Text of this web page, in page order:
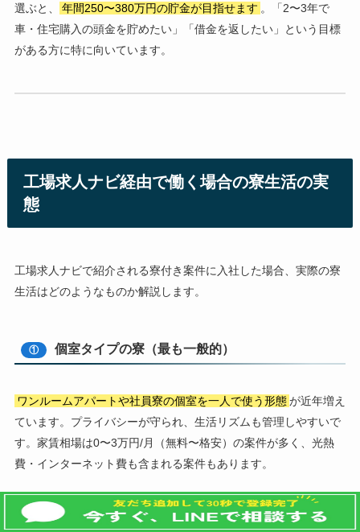
選ぶと、
年間250〜380万円の貯金が目指せます 。「2〜3年で
車・住宅購入の頭金を貯めたい」「借金を返したい」という目標
がある方に特に向いています。
工場求人ナビ経由で働く場合の寮生活の実
態
工場求人ナビで紹介される寮付き案件に入社した場合、実際の寮
生活はどのようなものか解説します。
① 個室タイプの寮（最も一般的）
ワンルームアパートや社員寮の個室を一人で使う形態が近年増え
ています。プライバシーが守られ、生活リズムも管理しやすいで
す。家賃相場は0〜3万円/月（無料〜格安）の案件が多く、光熱
費・インターネット費も含まれる案件もあります。
② 共用設備の充実度